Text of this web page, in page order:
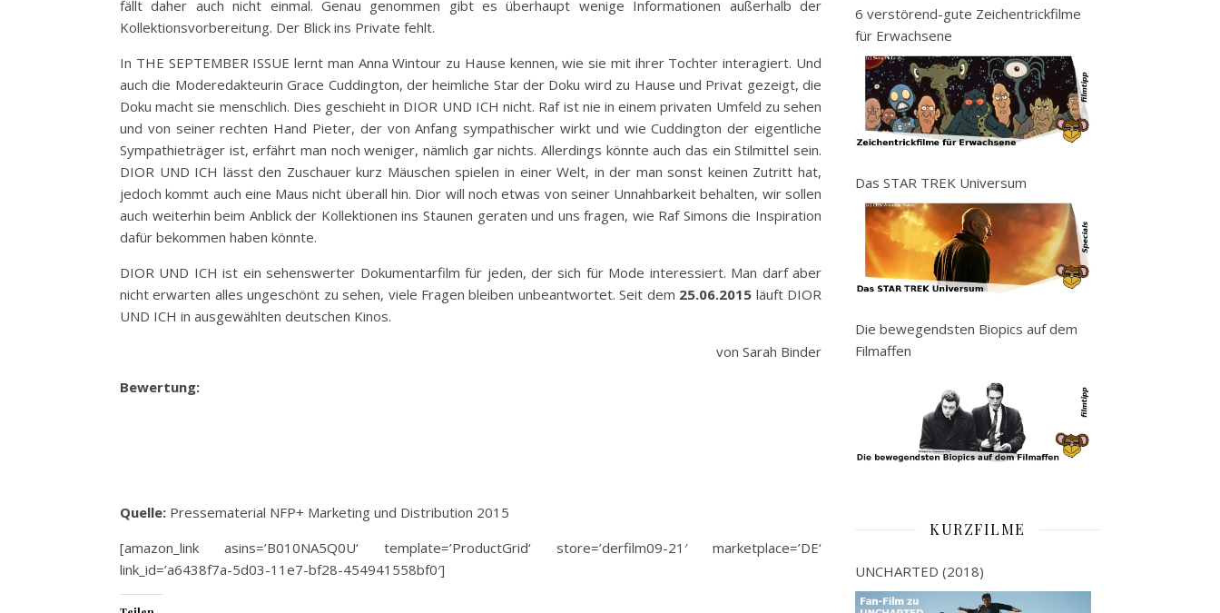
fällt daher auch nicht einmal. Genau genommen gibt es überhaupt wenige Informationen außerhalb der
Kollektionsvorbereitung. Der Blick ins Private fehlt.
In THE SEPTEMBER ISSUE lernt man Anna Wintour zu Hause kennen, wie sie mit ihrer Tochter interagiert. Und
auch die Moderedakteurin Grace Cuddington, der heimliche Star der Doku wird zu Hause und Privat gezeigt, die
Doku macht sie menschlich. Dies geschieht in DIOR UND ICH nicht. Raf ist nie in einem privaten Umfeld zu sehen
und von seiner rechten Hand Pieter, der von Anfang sympathischer wirkt und wie Cuddington der eigentliche
Sympathieträger ist, erfährt man noch weniger, nämlich gar nichts. Allerdings könnte auch das ein Stilmittel sein.
DIOR UND ICH lässt den Zuschauer kurz Mäuschen spielen in einer Welt, in der man sonst keinen Zutritt hat,
jedoch kommt auch eine Maus nicht überall hin. Dior will noch etwas von seiner Unnahbarkeit behalten, wir sollen
auch weiterhin beim Anblick der Kollektionen ins Staunen geraten und uns fragen, wie Raf Simons die Inspiration
dafür bekommen haben könnte.
DIOR UND ICH ist ein sehenswerter Dokumentarfilm für jeden, der sich für Mode interessiert. Man darf aber
nicht erwarten alles ungeschönt zu sehen, viele Fragen bleiben unbeantwortet. Seit dem 25.06.2015 läuft DIOR
UND ICH in ausgewählten deutschen Kinos.
von Sarah Binder
Bewertung:
Quelle: Pressematerial NFP+ Marketing und Distribution 2015
[amazon_link asins=’B010NA5Q0U‘ template=’ProductGrid‘ store=’derfilm09-21′ marketplace=’DE‘
link_id=’a6438f7a-5d03-11e7-bf28-454941558bf0′]
6 verstörend-gute Zeichentrickfilme
für Erwachsene
Das STAR TREK Universum
Die bewegendsten Biopics auf dem
Filmaffen
KURZFILME
UNCHARTED (2018)